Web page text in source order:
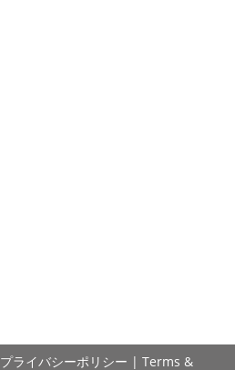
プライバシーポリシー | Terms &